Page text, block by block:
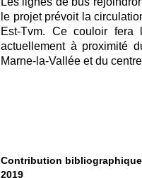
le projet prévoit la
Est-Tvm. Ce couloir fera
actuellement à proximité
Marne-la-Vallée et du
Contribution bibliographique
2019